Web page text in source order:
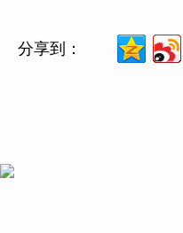
分享到：